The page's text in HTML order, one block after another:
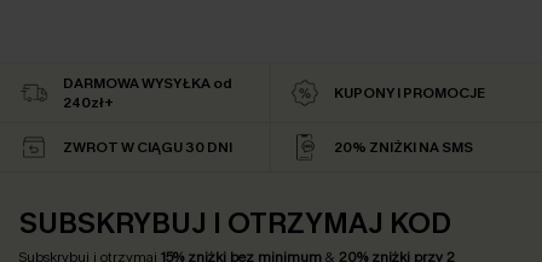
DARMOWA WYSYŁKA od
240zł+
KUPONY I PROMOCJE
ZWROT W CIĄGU 30 DNI 20% ZNIŻKI NA SMS
SUBSKRYBUJ I OTRZYMAJ KOD
Subskrybuj i otrzymaj 15% zniżki bez minimum& 20% zniżki przy 2